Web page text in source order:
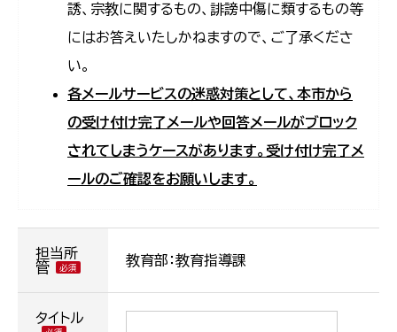
誘、宗教に関するもの、誹謗中傷に類するもの等
にはお答えいたしかねますので、ご了承くださ
い。
各メールサービスの迷惑対策として、本市から
の受け付け完了メールや回答メールがブロック
されてしまうケースがあります。受け付け完了メ
ールのご確認をお願いします。
担当所
管
教育部：教育指導課
タイトル